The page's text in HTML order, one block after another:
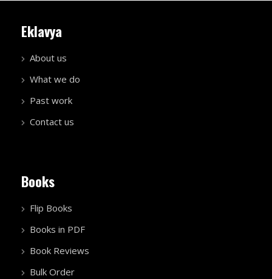
Eklavya
About us
What we do
Past work
Contact us
Books
Flip Books
Books in PDF
Book Reviews
Bulk Order